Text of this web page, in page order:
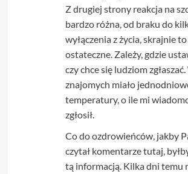
Z drugiej strony reakcja na
bardzo różna, od braku do
wyłączenia z życia, skrajnie
ostateczne. Zależy, gdzie
czy chce się ludziom
znajomych miało
temperatury, o ile mi
zgłosił.
Co do ozdrowieńców, jakby
czytał komentarze tutaj,
tą informacją. Kilka dni temu